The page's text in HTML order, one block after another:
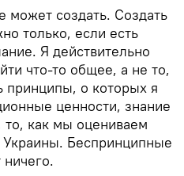
может создать. Создать
только, если есть
Я действительно
что-то общее, а не то,
принципы, о которых я
ценности, знание
то, как мы оцениваем
Украины. Беспринципные